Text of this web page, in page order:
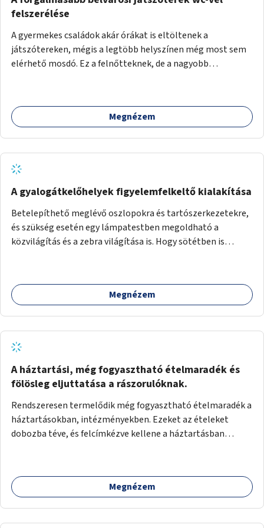
felszerélése
A gyermekes családok akár órákat is eltöltenek a
játszótereken, mégis a legtöbb helyszínen még most sem
elérhető mosdó. Ez a felnőtteknek, de a nagyobb
Megnézem
A gyalogátkelőhelyek figyelemfelkeltő kialakítása
Betelepíthető meglévő oszlopokra és tartószerkezetekre,
és szükség esetén egy lámpatestben megoldható a
közvilágítás és a zebra világítása is. Hogy sötétben is
Megnézem
A háztartási, még fogyasztható ételmaradék és
fölösleg eljuttatása a rászorulóknak.
Rendszeresen termelődik még fogyasztható ételmaradék a
háztartásokban, intézményekben. Ezeket az ételeket
dobozba téve, és felcímkézve kellene a háztartásban
kihelyezés pontos ideje. (A szekrények belső elrendezését,
rekeszeit, beosztását nem tudom, hogy itt kell-e leírni.)
Megnézem